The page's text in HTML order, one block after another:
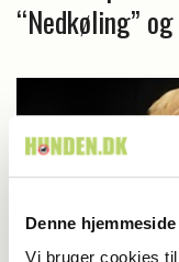
Denne
Vi bruger cookies
“Nedkøling”